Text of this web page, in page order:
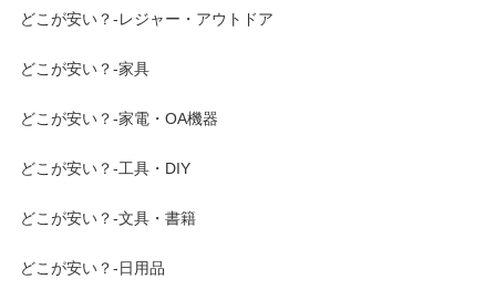
どこが安い？-レジャー・アウトドア
どこが安い？-家具
どこが安い？-家電・OA機器
どこが安い？-工具・DIY
どこが安い？-文具・書籍
どこが安い？-日用品